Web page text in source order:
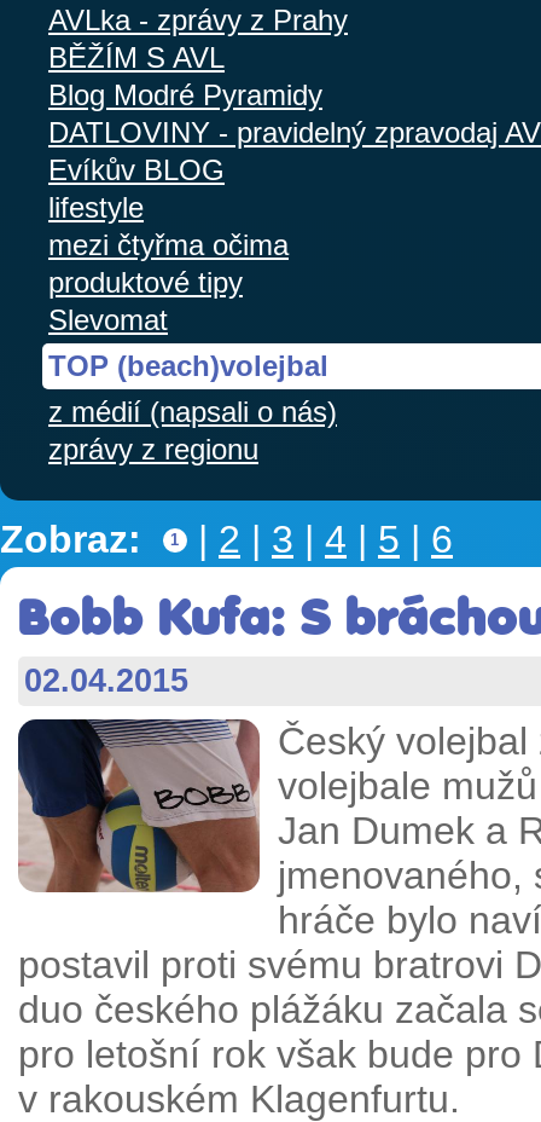
AVLka - zprávy z Prahy
BĚŽÍM S AVL
Blog Modré Pyramidy
DATLOVINY - pravidelný zpravodaj
Evíkův BLOG
lifestyle
mezi čtyřma očima
produktové tipy
Slevomat
TOP (beach)volejbal
z médií (napsali o nás)
zprávy z regionu
Zobraz: 1 | 2 | 3 | 4 | 5 | 6
Bobb Kufa: S
02.04.2015
Český
volejbale
Jan Dumek a
jmenovaného,
hráče bylo
postavil proti svému bratrovi
duo českého plážáku začala
pro letošní rok však bude pro
v rakouském Klagenfurtu.